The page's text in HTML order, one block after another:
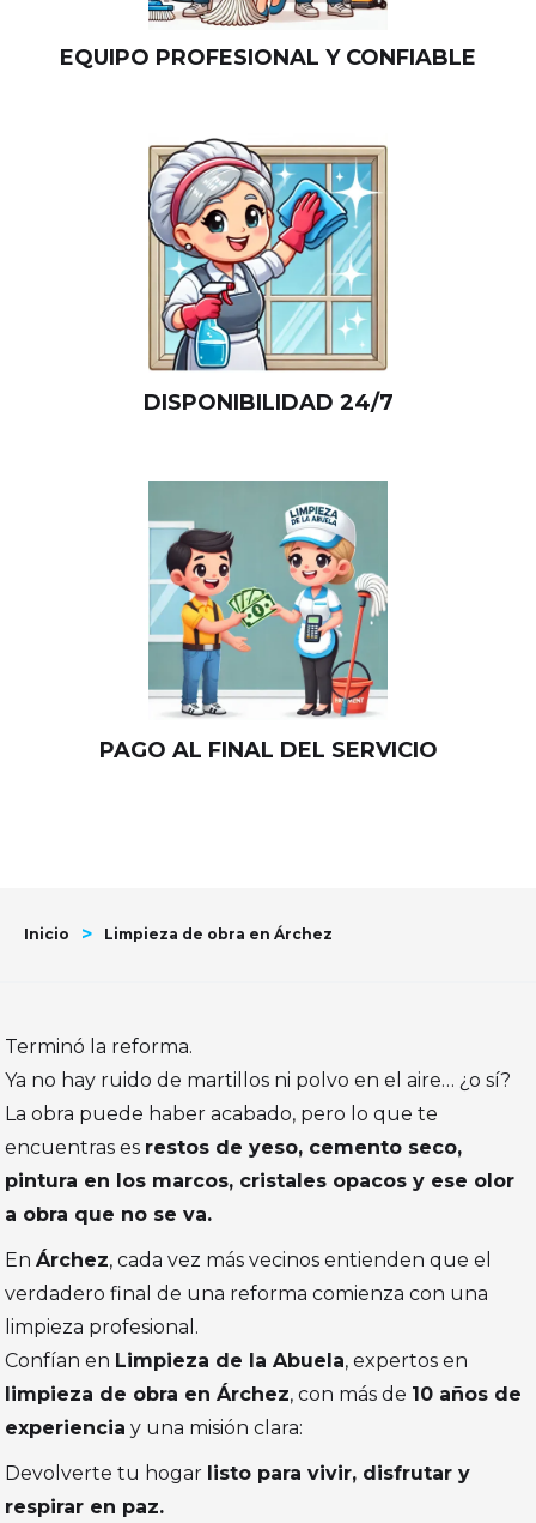
EQUIPO PROFESIONAL Y CONFIABLE
DISPONIBILIDAD 24/7
PAGO AL FINAL DEL SERVICIO
Inicio > Limpieza de obra en Árchez
Terminó la reforma.
Ya no hay ruido de martillos ni polvo en el aire… ¿o sí?
La obra puede haber acabado, pero lo que te
encuentras es restos de yeso, cemento seco,
pintura en los marcos, cristales opacos y ese olor
a obra que no se va.
EnÁrchez, cada vez más vecinos entienden que el
verdadero final de una reforma comienza con una
limpieza profesional.
Confían en Limpieza de la Abuela, expertos en
limpieza de obra en Árchez, con más de 10 años de
experiencia y una misión clara:
Devolverte tu hogar listo para vivir, disfrutar y
respirar en paz.